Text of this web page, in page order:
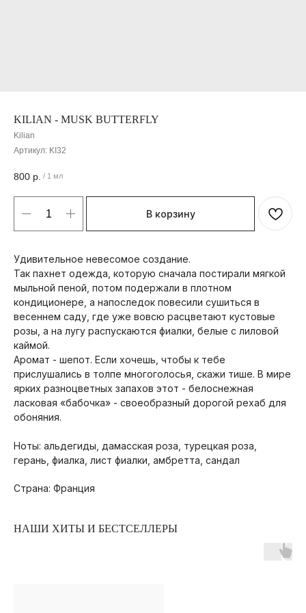
KILIAN - MUSK BUTTERFLY
Kilian
Артикул: KI32
800 р. / 1 мл
В корзину
Удивительное невесомое создание.
Так пахнет одежда, которую сначала постирали мягкой
мыльной пеной, потом подержали в плотном
кондиционере, а напоследок повесили сушиться в
весеннем саду, где уже вовсю расцветают кустовые
розы, а на лугу распускаются фиалки, белые с лиловой
каймой.
Аромат - шепот. Если хочешь, чтобы к тебе
прислушались в толпе многоголосья, скажи тише. В мире
ярких разноцветных запахов этот - белоснежная
ласковая «бабочка» - своеобразный дорогой рехаб для
обоняния.
Ноты: альдегиды, дамасская роза, турецкая роза,
герань, фиалка, лист фиалки, амбретта, сандал
Страна: Франция
НАШИ ХИТЫ И БЕСТСЕЛЛЕРЫ